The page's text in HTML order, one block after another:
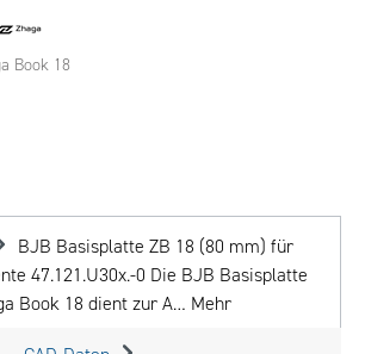
Book 18
BJB Basisplatte ZB 18 (80 mm) für
47.121.U30x.-0 Die BJB Basisplatte
Book 18 dient zur A… Mehr